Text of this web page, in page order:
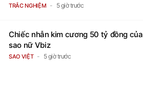
TRẮC NGHIỆM 5 giờ trước
Chiếc nhẫn kim cương 50 tỷ đồng của
sao nữ Vbiz
SAO VIỆT 5 giờ trước